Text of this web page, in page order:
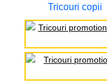
Tricouri copii